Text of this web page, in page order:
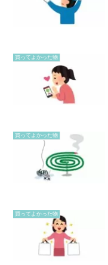
買ってよかった物
買ってよかった物
買ってよかった物